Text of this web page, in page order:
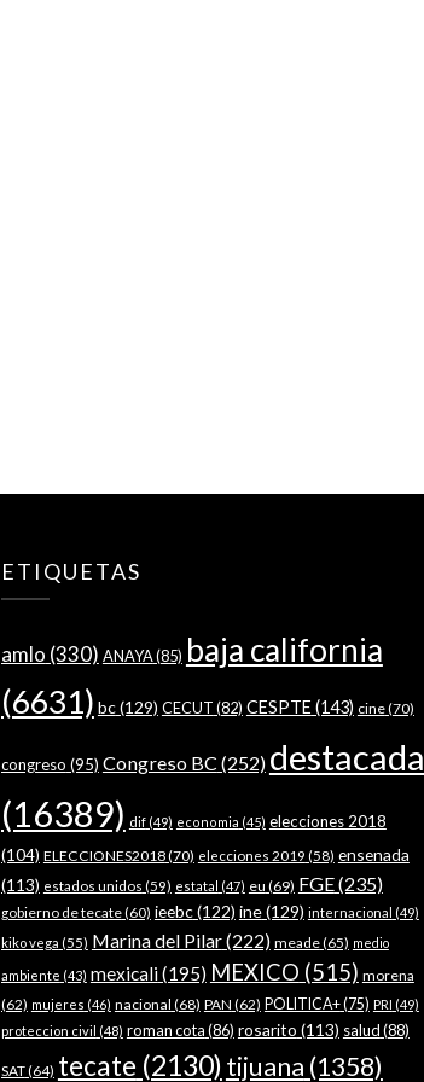
ETIQUETAS
amlo (330) ANAYA(85) baja california
(6631) bc(129) CECUT(82) CESPTE (143) cine(70)
congreso (95) Congreso BC (252) destacada
(16389) dif(49) economia (45) elecciones 2018
(104) ELECCIONES2018(70) elecciones 2019 (58) ensenada
(113) estados unidos (59) estatal (47) eu (69) FGE(235)
gobierno de tecate(60) ieebc(122) ine(129) internacional (49)
kiko vega (55) Marina del Pilar(222) meade(65) medio
ambiente (43) mexicali(195) MEXICO (515) morena
(62) mujeres (46) nacional (68) PAN (62) POLITICA+(75) PRI (49)
proteccion civil (48) roman cota(86) rosarito (113) salud(88)
SAT(64) tecate (2130) tijuana (1358)